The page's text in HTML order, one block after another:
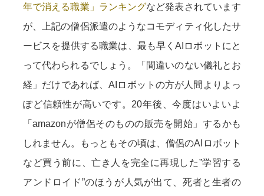
年で消える職業」ランキングなど発表されています
が、上記の僧侶派遣のようなコモディティ化したサ
ービスを提供する職業は、最も早くAIロボットにと
って代わられるでしょう。「間違いのない儀礼とお
経」だけであれば、AIロボットの方が人間よりよっ
ぽど信頼性が高いです。20年後、今度はいよいよ
「amazonが僧侶そのものの販売を開始」するかも
しれません。もっともその頃は、僧侶のAIロボット
など買う前に、亡き人を完全に再現した”学習する
アンドロイド”のほうが人気が出て、死者と生者の